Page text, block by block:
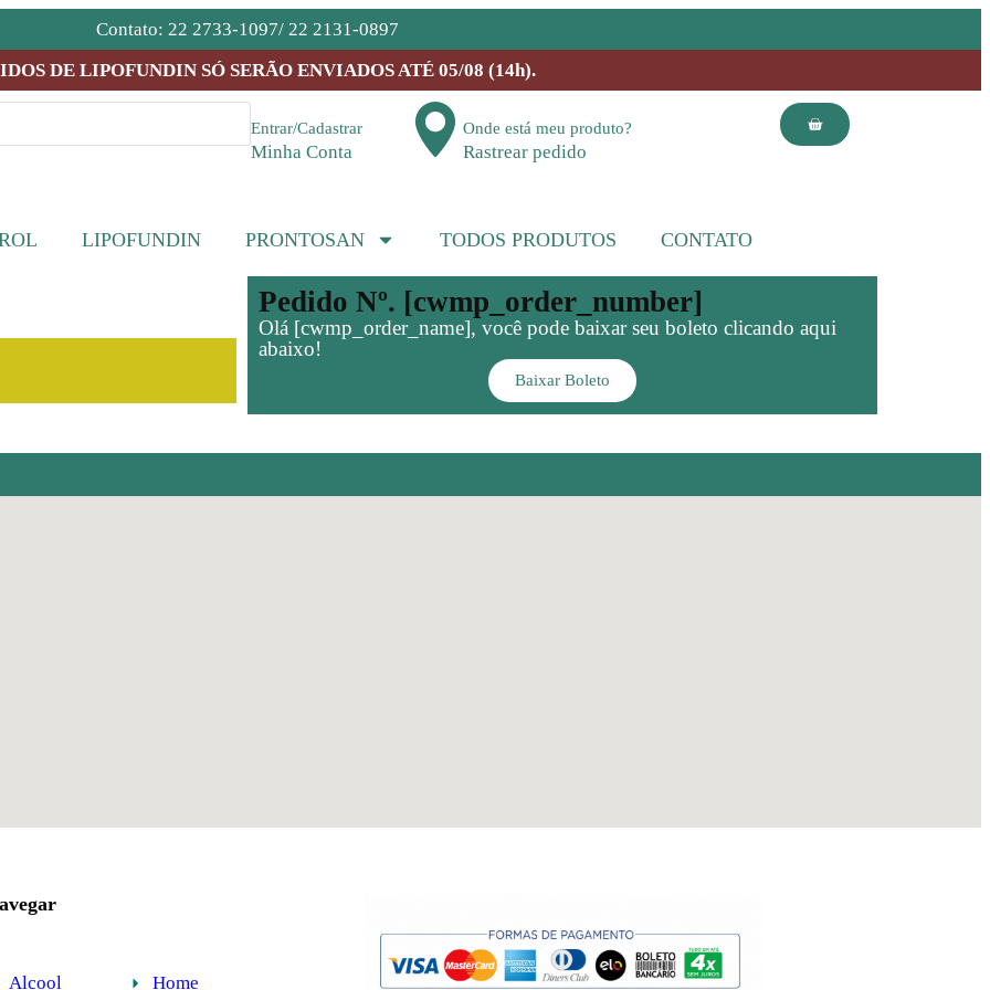
Contato: 22 2733-1097/ 22 2131-0897
DE LIPOFUNDIN SÓ SERÃO ENVIADOS ATÉ 05/08 (14h).
Entrar/Cadastrar
Minha Conta
Onde está meu produto?
Rastrear pedido
LIPOFUNDIN PRONTOSAN TODOS PRODUTOS CONTATO
Pedido Nº. [cwmp_order_number]
Olá [cwmp_order_name], você pode baixar seu boleto clicando aqui
abaixo!
Baixar Boleto
Alcool Home